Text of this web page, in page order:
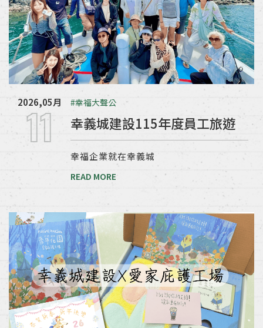
2026,05月
11 #幸福大聲公
幸義城建設115年度員工旅遊
幸福企業就在幸義城
READ MORE